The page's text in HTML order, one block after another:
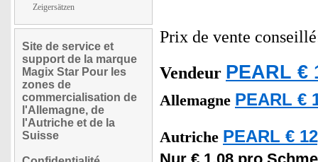
Zeigersätzen
Site de service et
support de la marque
Magix Star Pour les
zones de
commercialisation de
l'Allemagne, de
l'Autriche et de la
Suisse
Prix de vente
Vendeur PEARL €
Allemagne PEARL €
Autriche PEARL €